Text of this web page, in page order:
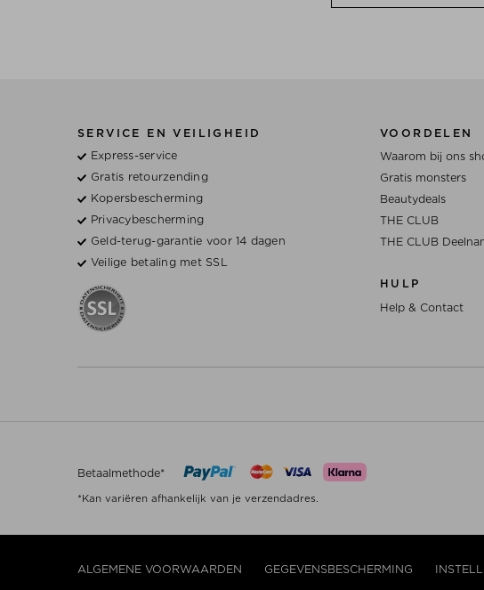
SERVICE EN VEILIGHEID
Express-service
Gratis retourzending
Kopersbescherming
Privacybescherming
Geld-terug-garantie voor 14 dagen
Veilige betaling met SSL
VOORDELEN
Waarom bij ons
Gratis monsters
Beautydeals
THE CLUB
THE CLUB
HULP
Help & Contact
Betaalmethode*
*Kan variëren afhankelijk van je verzendadres.
ALGEMENE VOORWAARDEN GEGEVENSBESCHERMING